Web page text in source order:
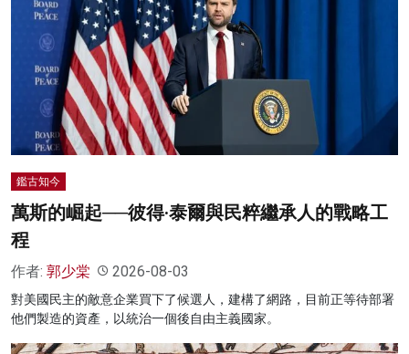
鑑古知今
萬斯的崛起──彼得·泰爾與民粹繼承人的戰略工
程
作者: 郭少棠 2026-08-03
對美國民主的敵意企業買下了候選人，建構了網路，目前正等待部署
他們製造的資產，以統治一個後自由主義國家。